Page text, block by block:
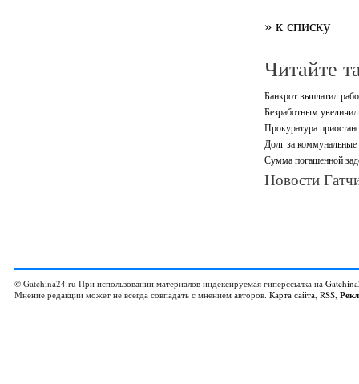
» к списку
Читайте
Банкрот выплатил
Безработным
Прокуратура
Долг за коммунальные
Сумма погашенной
Новости
© Gatchina24.ru При использовании материалов индексируемая гиперссылка на
Мнение редакции может не всегда совпадать с мнением авторов. Карта сайта, RSS,